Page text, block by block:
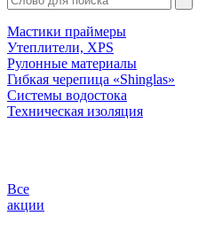
Мастики праймеры
Утеплители, XPS
Рулонные материалы
Гибкая черепица «Shinglas»
Системы водостока
Техническая изоляция
Все
акции